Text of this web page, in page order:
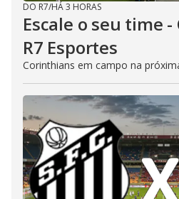
DO R7/HÁ 3 HORAS
Escale o seu time
R7 Esportes
Corinthians em campo na